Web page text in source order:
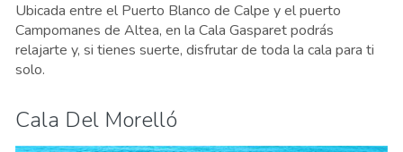
Ubicada entre el Puerto Blanco de Calpe y el puerto
Campomanes de Altea, en la Cala Gasparet podrás
relajarte y, si tienes suerte, disfrutar de toda la cala para ti
solo.
Cala Del Morelló